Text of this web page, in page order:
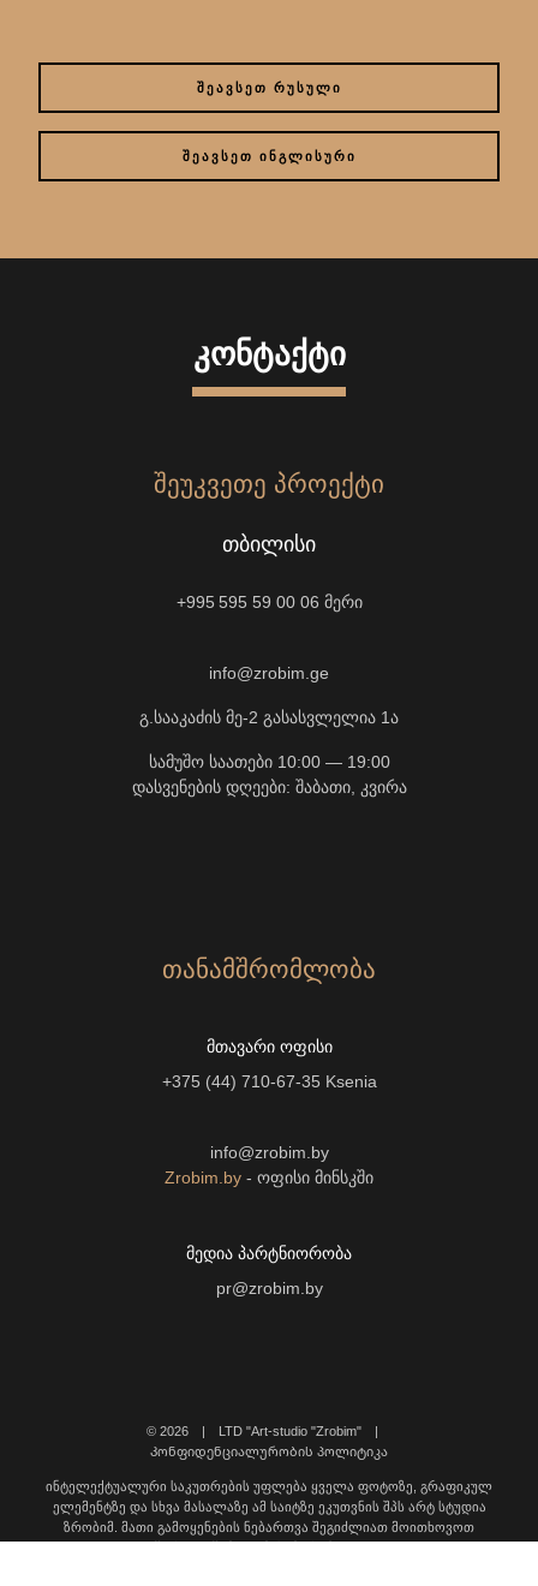
ᲨᲔᲐᲕᲡᲔᲗ ᲠᲣᲡᲣᲚᲘ
ᲨᲔᲐᲕᲡᲔᲗ ᲘᲜᲒᲚᲘᲡᲣᲠᲘ
ᲙᲝᲜᲢᲐᲥᲢᲘ
ᲨᲔᲣᲙᲕᲔᲗᲔ ᲞᲠᲝᲔᲥᲢᲘ
ᲗᲑᲘᲚᲘᲡᲘ
+995 595 59 00 06 მერი
info@zrobim.ge
გ.სააკაძის მე-2 გასასვლელია 1ა
სამუშო საათები 10:00 — 19:00
დასვენების დღეები: შაბათი, კვირა
ᲗᲐᲜᲐᲛᲨᲠᲝᲛᲚᲝᲑᲐ
ᲛᲗᲐᲕᲐᲠᲘ ᲝᲤᲘᲡᲘ
+375 (44) 710-67-35 Ksenia
info@zrobim.by
Zrobim.by - ოფისი მინსკში
ᲛᲔᲓᲘᲐ ᲞᲐᲠᲢᲜᲘᲝᲠᲝᲑᲐ
pr@zrobim.by
© 2026 | LTD "Art-studio "Zrobim" |
Კონფიდენციალურობის პოლიტიკა
ინტელექტუალური საკუთრების უფლება ყველა ფოტოზე, გრაფიკულ
ელემენტზე და სხვა მასალაზე ამ საიტზე ეკუთვნის შპს არტ სტუდია
ზრობიმ. მათი გამოყენების ნებართვა შეგიძლიათ მოითხოვოთ